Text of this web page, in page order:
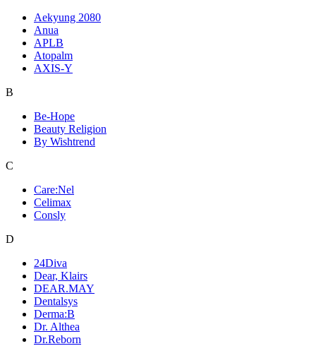
Aekyung 2080
Anua
APLB
Atopalm
AXIS-Y
B
Be-Hope
Beauty Religion
By Wishtrend
C
Care:Nel
Celimax
Consly
D
24Diva
Dear, Klairs
DEAR.MAY
Dentalsys
Derma:B
Dr. Althea
Dr.Reborn